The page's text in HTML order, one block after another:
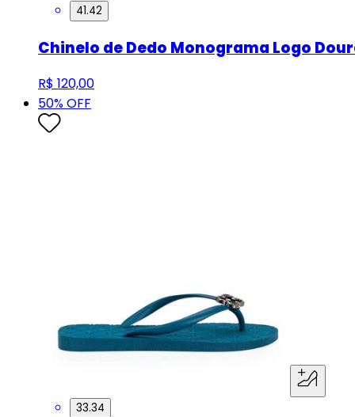
41.42
Chinelo de Dedo Monograma Logo
R$ 120,00
50% OFF
33.34